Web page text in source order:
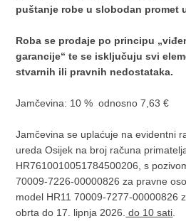
puštanje robe u slobodan promet
Roba se prodaje po principu
garancije“ te se isključuju svi
stvarnih ili pravnih nedostataka.
Jamčevina: 10 % odnosno 7,63 €
Jamčevina se uplaćuje na evidentni
ureda Osijek na broj računa
HR7610010051784500206, s
70009-7226-00000826 za pravne
model HR11 70009-7277-00000826
obrta do 17. lipnja 2026. do 10 sati